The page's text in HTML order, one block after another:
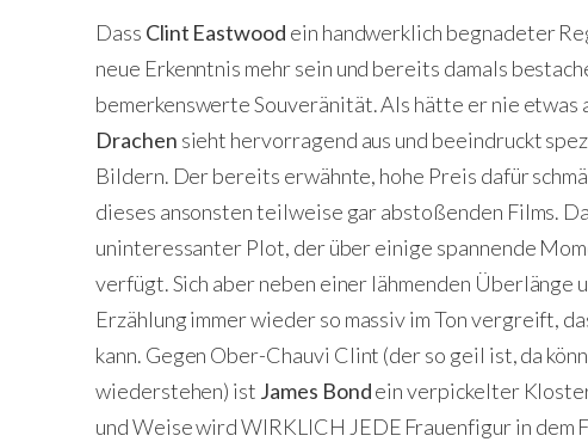
Dass Clint Eastwood ein handwerklich begnadeter
neue Erkenntnis mehr sein und bereits damals
bemerkenswerte Souveränität. Als hätte er nie etwas
Drachen sieht hervorragend aus und beeindruckt
Bildern. Der bereits erwähnte, hohe Preis dafür
dieses ansonsten teilweise gar abstoßenden Films.
uninteressanter Plot, der über einige spannende
verfügt. Sich aber neben einer lähmenden Überlänge
Erzählung immer wieder so massiv im Ton vergreift,
kann. Gegen Ober-Chauvi Clint (der so geil ist, da
wiederstehen) ist James Bondein verpickelter
und Weise wird WIRKLICH JEDE Frauenfigur in dem